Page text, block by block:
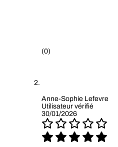
(0)
Anne-Sophie Lefevre
Utilisateur vérifié
30/01/2026